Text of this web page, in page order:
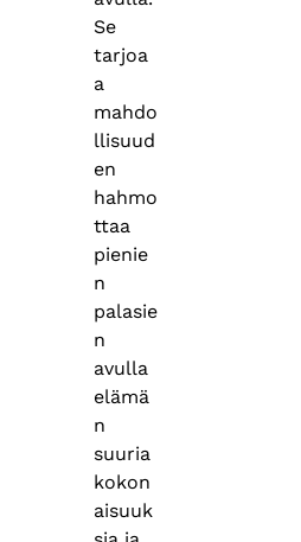
Se
tarjoa
a
mahdo
llisuud
en
hahmo
ttaa
pienie
n
palasie
n
avulla
elämä
n
suuria
kokon
aisuuk